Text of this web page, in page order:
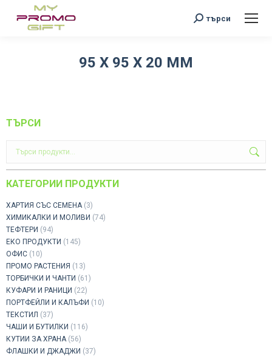
Search:
търси
95 Х 95 Х 20 MM
ТЪРСИ
КАТЕГОРИИ ПРОДУКТИ
ХАРТИЯ СЪС СЕМЕНА (3)
ХИМИКАЛКИ И МОЛИВИ (74)
ТЕФТЕРИ (94)
ЕКО ПРОДУКТИ (145)
ОФИС (10)
ПРОМО РАСТЕНИЯ (13)
ТОРБИЧКИ И ЧАНТИ (61)
КУФАРИ И РАНИЦИ (22)
ПОРТФЕЙЛИ И КАЛЪФИ (10)
ТЕКСТИЛ (37)
ЧАШИ И БУТИЛКИ (116)
КУТИИ ЗА ХРАНА (56)
ФЛАШКИ И ДЖАДЖИ (37)